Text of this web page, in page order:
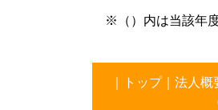
※（）内は当該年
トップ｜ 法人概